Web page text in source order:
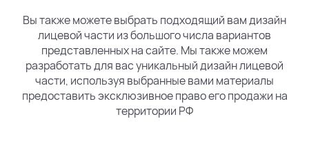
Вы также можете выбрать подходящий вам дизайн
лицевой части из большого числа вариантов
представленных на сайте. Мы также можем
разработать для вас уникальный дизайн лицевой
части, используя выбранные вами материалы
предоставить эксклюзивное право его продажи на
территории РФ